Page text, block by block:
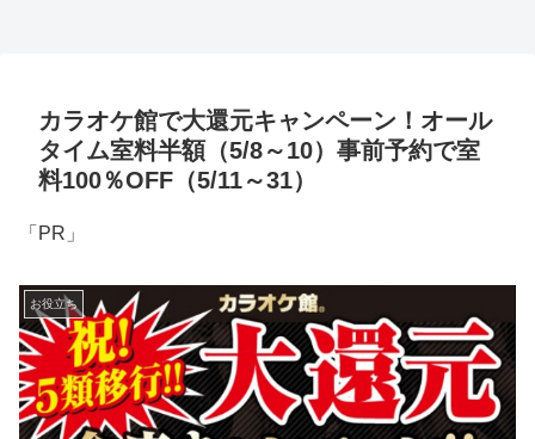
カラオケ館で大還元キャンペーン！オール
タイム室料半額（5/8～10）事前予約で室
料100％OFF（5/11～31）
「PR」
お役立ち